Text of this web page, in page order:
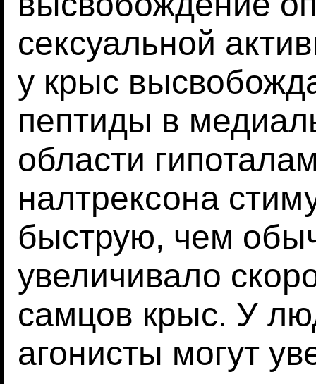
сексуальной
у крыс
пептиды в
области
налтрексона
быструю, чем
увеличивало
самцов крыс. У
агонисты могут